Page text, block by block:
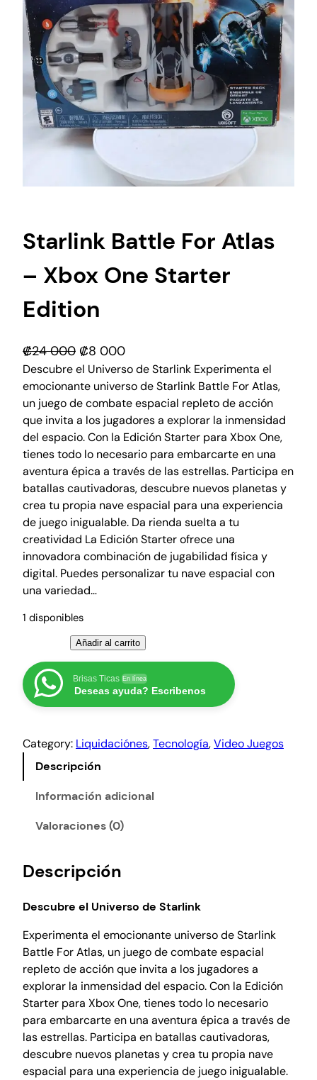
Starlink Battle For Atlas
– Xbox One Starter
Edition
₡24 000 E
l
p
r
e
c
i
o
o
r
i
g
i
n
a
l
r
a
2
4
0
0
₡8 000E
l
p
r
e
c
i
o
a
c
t
u
a
s
₡
8
0
Descubre el Universo de Starlink Experimenta el
emocionante universo de Starlink Battle For Atlas,
un juego de combate espacial repleto de acción
que invita a los jugadores a explorar la inmensidad
del espacio. Con la Edición Starter para Xbox One,
tienes todo lo necesario para embarcarte en una
aventura épica a través de las estrellas. Participa en
batallas cautivadoras, descubre nuevos planetas y
crea tu propia nave espacial para una experiencia
de juego inigualable. Da rienda suelta a tu
creatividad La Edición Starter ofrece una
innovadora combinación de jugabilidad física y
digital. Puedes personalizar tu nave espacial con
una variedad…
1 disponibles
a
r
n
B
e
F
r
A
t
l
a
s
–
X
b
o
Añadir al carrito
Brisas Ticas En línea
Deseas ayuda? Escribenos
Category: Liquidaciónes, Tecnología, Video Juegos
Descripción
Información adicional
Valoraciones (0)
Descripción
Descubre el Universo de Starlink
Experimenta el emocionante universo de Starlink
Battle For Atlas, un juego de combate espacial
repleto de acción que invita a los jugadores a
explorar la inmensidad del espacio. Con la Edición
Starter para Xbox One, tienes todo lo necesario
para embarcarte en una aventura épica a través de
las estrellas. Participa en batallas cautivadoras,
descubre nuevos planetas y crea tu propia nave
espacial para una experiencia de juego inigualable.